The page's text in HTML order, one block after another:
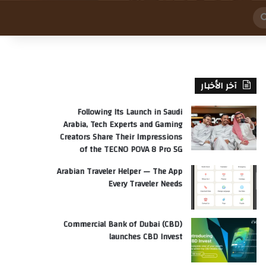
عن
آخر الأخبار
Following Its Launch in Saudi
Arabia, Tech Experts and Gaming
Creators Share Their Impressions
of the TECNO POVA 8 Pro 5G
Arabian Traveler Helper — The App
Every Traveler Needs
Commercial Bank of Dubai (CBD)
launches CBD Invest